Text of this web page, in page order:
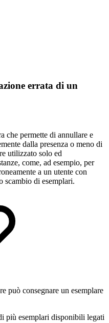
errata di un
che permette di annullare e
dalla presenza o meno di
utilizzato solo ed
come, ad esempio, per
a un utente con
scambio di esemplari.
può consegnare un esemplare
più esemplari disponibili legati